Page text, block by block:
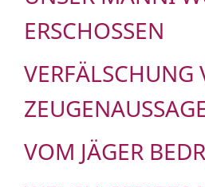
ERSCHOSSEN
VERFÄLSCHUNG
VOM JÄGER